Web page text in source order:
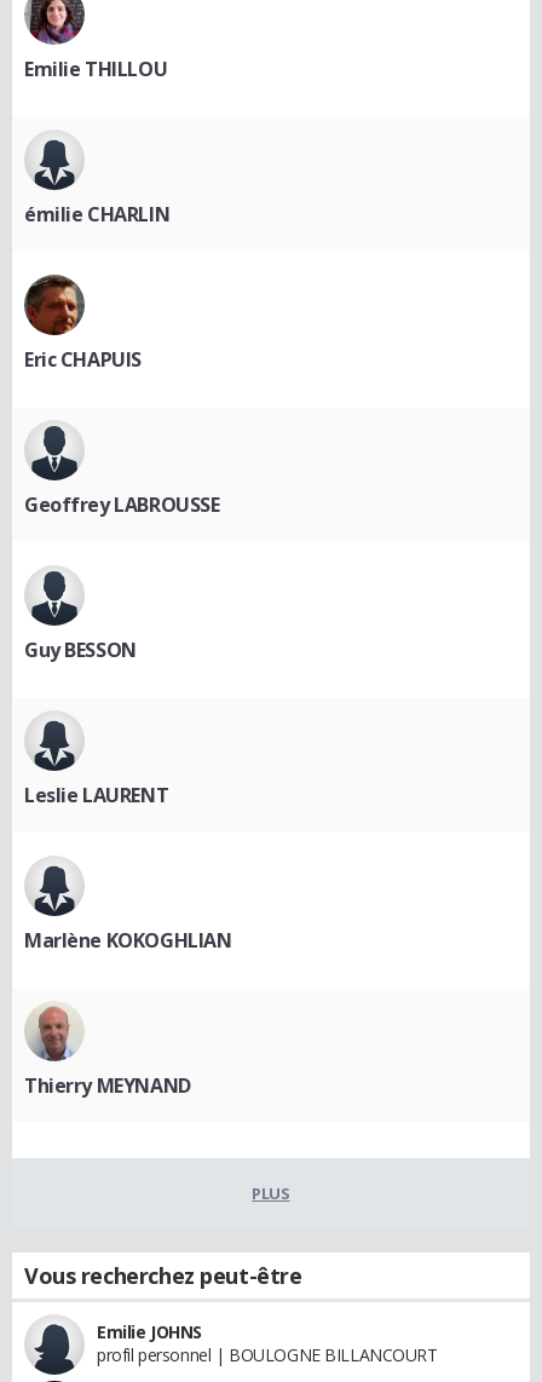
Emilie THILLOU
émilie CHARLIN
Eric CHAPUIS
Geoffrey LABROUSSE
Guy BESSON
Leslie LAURENT
Marlène KOKOGHLIAN
Thierry MEYNAND
PLUS
Vous recherchez peut-être
Emilie JOHNS
profil personnel | BOULOGNE BILLANCOURT